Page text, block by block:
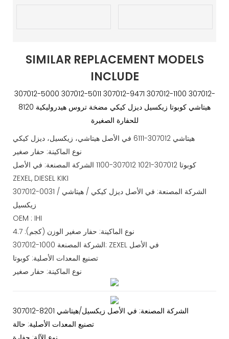
SIMILAR REPLACEMENT MODELS
INCLUDE
307012-5000 307012-5011 307012-9471 307012-1100 307012-
8120 هيتاشي كوبوتا زيكسيل ديزل كيكي مضخة تروس هيدروليكية
للحفارة الصغيرة
هيتاشي 307012-6111 في الأصل هيتاشي، زيكسيل، ديزل كيكي
نوع الماكينة: حفار صغير
كوبوتا 307012-1021 307012-1100 الشركة المصنعة: في الأصل
ZEXEL, DIESEL KIKI
307012-0031 الشركة المصنعة: في الأصل ديزل كيكي / هيتاشي /
زيكسيل
OEM : IHI
نوع الماكينة: حفار صغير الوزن (كجم): 4.7
307012-1000 الشركة المصنعة: ZEXEL في الأصل
تصنيع المعدات الأصلية: كوبوتا
نوع الماكينة: حفار صغير
307012-8201 الشركة المصنعة: في الأصل زيكسيل/هيتاشي